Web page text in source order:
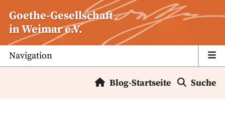
Inhalt
springen
Goethe-Gesellschaft
in Weimar e.V.
Navigation
Blog-Startseite Suche